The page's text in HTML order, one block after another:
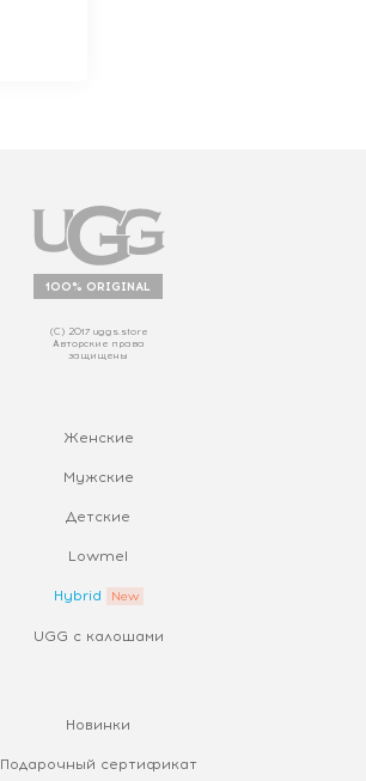
100% ORIGINAL
(С) 2017 uggs.store
Авторские права
защищены
Женские
Мужские
Детские
Lowmel
Hybrid
UGG с калошами
Новинки
Подарочный сертификат